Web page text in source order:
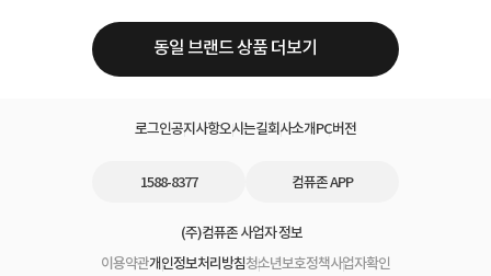
동일 브랜드 상품 더보기
로그인공지사항오시는길회사소개PC버전
1588-8377 컴퓨존 APP
(주)컴퓨존 사업자 정보
이용약관개인정보처리방침청소년보호정책사업자확인